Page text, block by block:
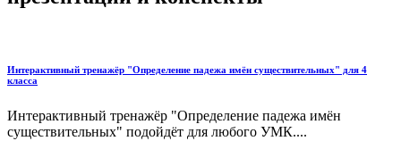
Интерактивный тренажёр "Определение падежа имён существительных" для 4
класса
Интерактивный тренажёр "Определение падежа имён
существительных" подойдёт для любого УМК....